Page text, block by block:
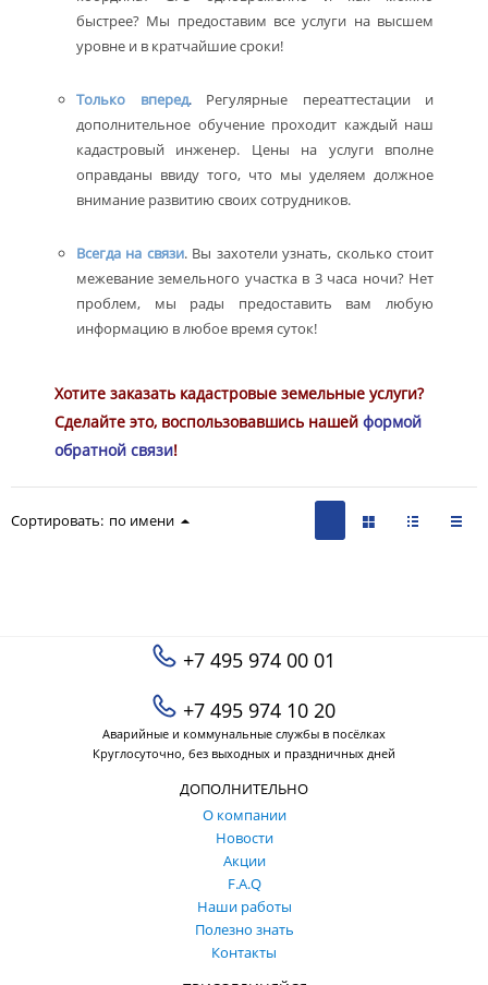
быстрее? Мы предоставим все услуги на высшем
уровне и в кратчайшие сроки!
Только вперед.Регулярные переаттестации и
дополнительное обучение проходит каждый наш
кадастровый инженер. Цены на услуги вполне
оправданы ввиду того, что мы уделяем должное
внимание развитию своих сотрудников.
Всегда на связи. Вы захотели узнать, сколько стоит
межевание земельного участка в 3 часа ночи? Нет
проблем, мы рады предоставить вам любую
информацию в любое время суток!
Хотите заказать кадастровые земельные услуги?
Сделайте это, воспользовавшись нашей формой
обратной связи!
Сортировать: по имени
+7 495 974 00 01
+7 495 974 10 20
Аварийные и коммунальные службы в посёлках
Круглосуточно, без выходных и праздничных дней
ДОПОЛНИТЕЛЬНО
О компании
Новости
Акции
F.A.Q
Наши работы
Полезно знать
Контакты